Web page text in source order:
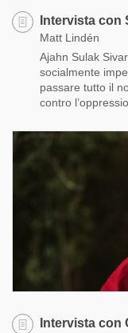
Intervista con
Matt Lindén
Ajahn Sulak
socialmente
passare tutto il
contro
Intervista con